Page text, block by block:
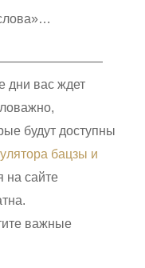
дни вас ждет
будут доступны
бацзы и
на сайте
важные